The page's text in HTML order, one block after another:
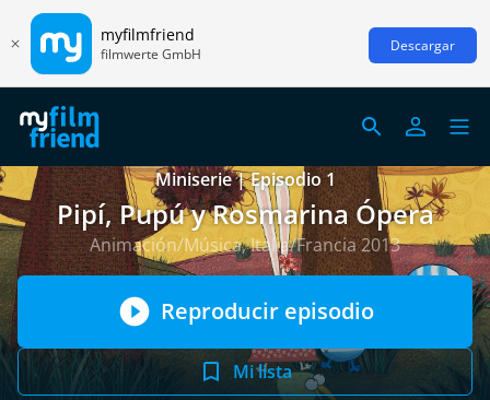
myfilmfriend
filmwerte GmbH Descargar
Miniserie | Episodio 1
Pipí, Pupú y Rosmarina Ópera
Animación/Música, Italia/Francia 2013
Reproducir episodio
Mi lista